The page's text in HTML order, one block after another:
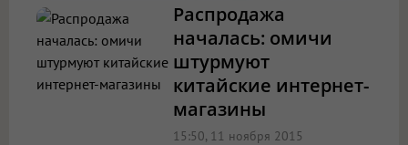
Распродажа
началась: омичи
штурмуют
китайские интернет-
магазины
15:50, 11 ноября 2015